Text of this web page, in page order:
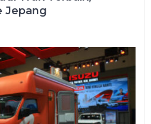
Jepang